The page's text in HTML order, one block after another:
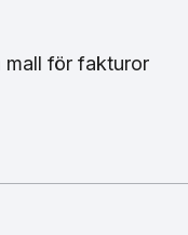
mall för fakturor